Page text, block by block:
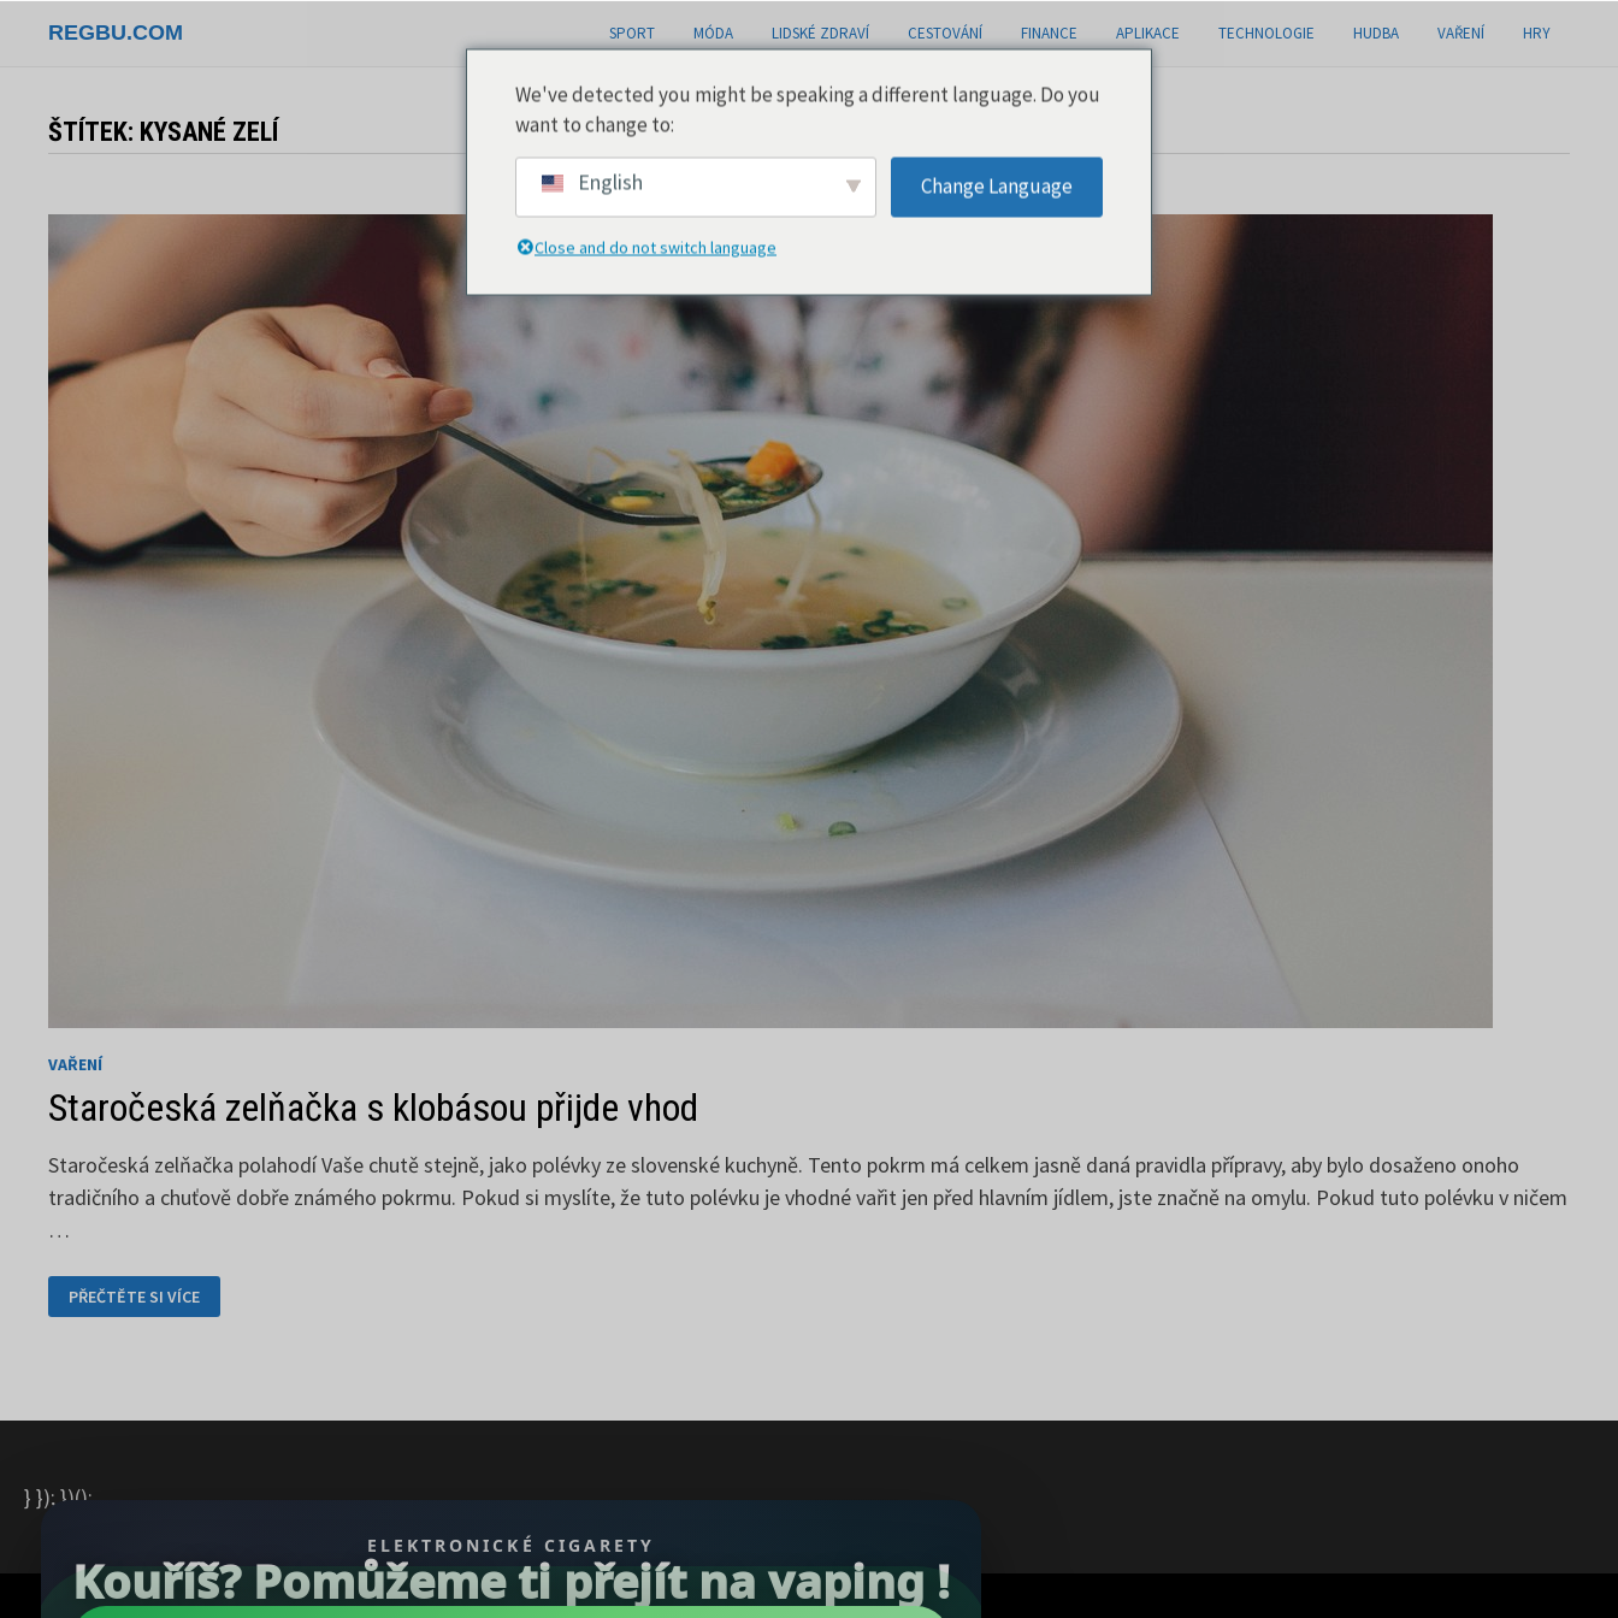
REGBU.COM SPORT MÓDA LIDSKÉ ZDRAVÍ CESTOVÁNÍ FINANCE APLIKACE TECHNOLOGIE HUDBA VAŘENÍ HRY
ŠTÍTEK: KYSANÉ ZELÍ
VAŘENÍ
Staročeská zelňačka s klobásou přijde vhod
Staročeská zelňačka polahodí Vaše chutě stejně, jako polévky ze slovenské kuchyně. Tento pokrm má celkem jasně daná pravidla přípravy, aby bylo dosaženo onoho
tradičního a chuťově dobře známého pokrmu. Pokud si myslíte, že tuto polévku je vhodné vařit jen před hlavním jídlem, jste značně na omylu. Pokud tuto polévku v ničem
…
STAROČESKÁ
ZELŇAČKA
S
PŘEČTĚTE SI VÍCE
ELEKTRONICKÉ CIGARETY
Kouříš? Pomůžeme ti přejít na vaping !
} }); })();
Copyright © 2026REGBU.COM.
We've detected you might be speaking a different language. Do you
want to change to:
English Change Language
Close and do not switch language